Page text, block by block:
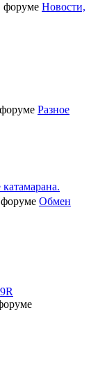
форуме Новости,
Разное
форуме Обмен